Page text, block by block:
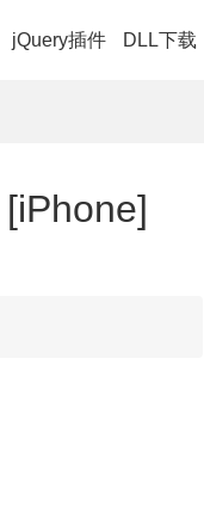
jQuery插件 DLL下载